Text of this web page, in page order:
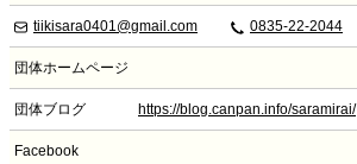
tiikisara0401@gmail.com 0835-22-2044
団体ホームページ
団体ブログ https://blog.canpan.info/saramirai/
Facebook